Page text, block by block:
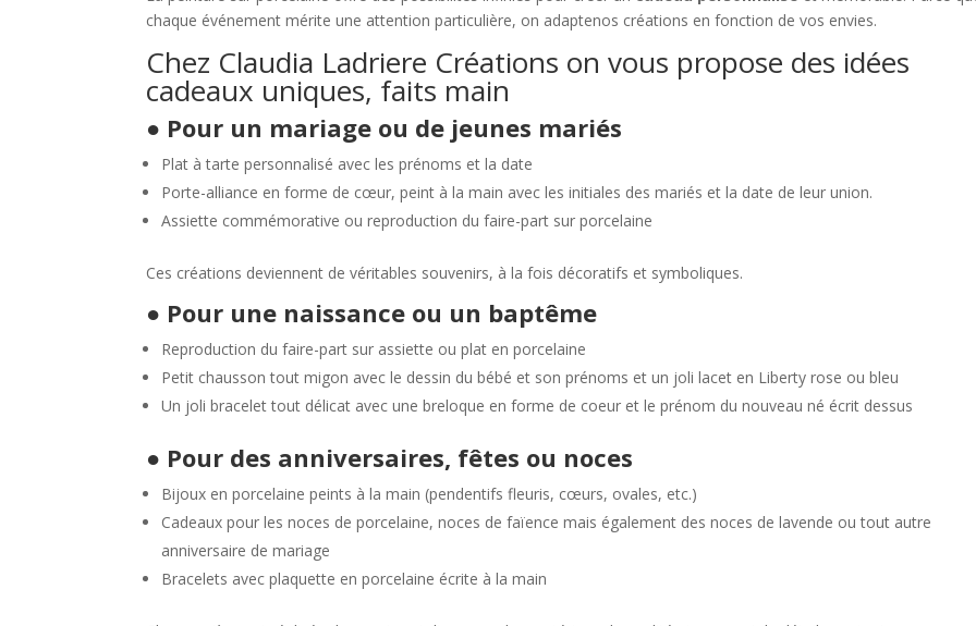
chaque événement mérite une attention particulière, on adaptenos créations en fonction de vos envies.
Chez Claudia Ladriere Créations on vous propose des idées
cadeaux uniques, faits main
● Pour un mariage ou de jeunes mariés
Plat à tarte personnalisé avec les prénoms et la date
Porte-alliance en forme de cœur, peint à la main avec les initiales des mariés et la date de leur union.
Assiette commémorative ou reproduction du faire-part sur porcelaine
Ces créations deviennent de véritables souvenirs, à la fois décoratifs et symboliques.
● Pour une naissance ou un baptême
Reproduction du faire-part sur assiette ou plat en porcelaine
Petit chausson tout migon avec le dessin du bébé et son prénoms et un joli lacet en Liberty rose ou bleu
Un joli bracelet tout délicat avec une breloque en forme de coeur et le prénom du nouveau né écrit dessus
● Pour des anniversaires, fêtes ou noces
Bijoux en porcelaine peints à la main (pendentifs fleuris, cœurs, ovales, etc.)
Cadeaux pour les noces de porcelaine, noces de faïence mais également des noces de lavende ou tout autre
anniversaire de mariage
Bracelets avec plaquette en porcelaine écrite à la main